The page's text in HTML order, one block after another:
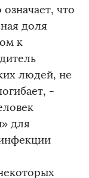
что
доля
к
людей, не
-
для